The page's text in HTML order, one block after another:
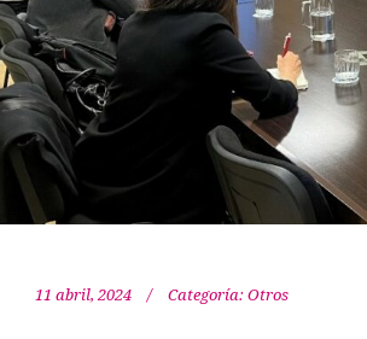
11 abril, 2024 Categoría: Otros